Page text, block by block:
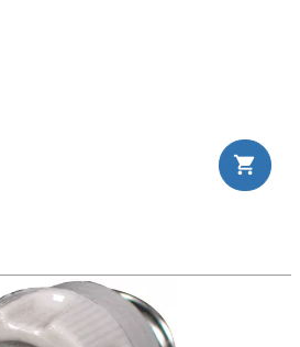
shopping_cart